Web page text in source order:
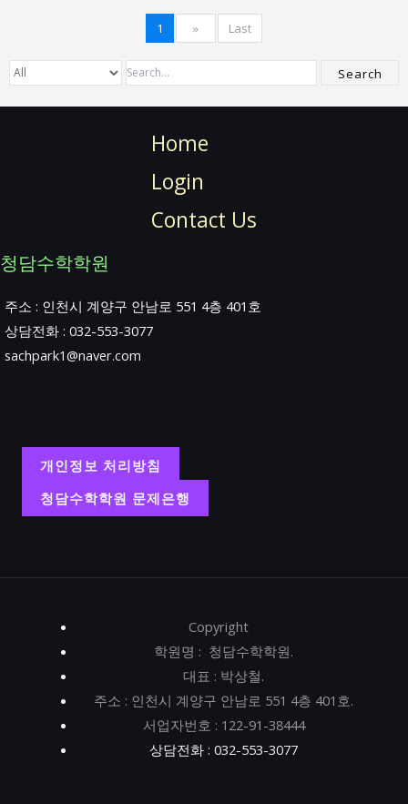
1 » Last
Search
Home
Login
Contact Us
청담수학학원
주소 : 인천시 계양구 안남로 551 4층 401호
상담전화 : 032-553-3077
sachpark1@naver.com
개인정보 처리방침
청담수학학원 문제은행
Copyright
학원명 : 청담수학학원.
대표 : 박상철.
주소 : 인천시 계양구 안남로 551 4층 401호.
서업자번호 : 122-91-38444
상담전화 : 032-553-3077